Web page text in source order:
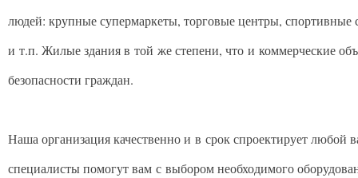
людей: крупные супермаркеты, торговые центры,
и т.п. Жилые здания в той же степени, что и коммерческие
безопасности граждан.
Наша организация качественно и в срок спроектирует любой
специалисты помогут вам с выбором необходимого